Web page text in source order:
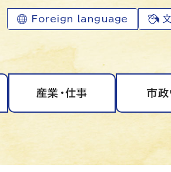
Foreign language
産業・仕事 市